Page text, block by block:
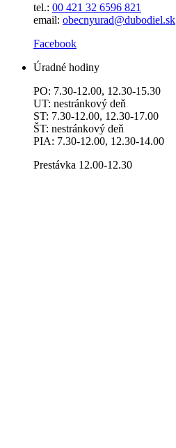
tel.: 00 421 32 6596 821
email: obecnyurad@dubodiel.sk
Facebook
Úradné hodiny
PO: 7.30-12.00, 12.30-15.30
UT: nestránkový deň
ST: 7.30-12.00, 12.30-17.00
ŠT: nestránkový deň
PIA: 7.30-12.00, 12.30-14.00
Prestávka 12.00-12.30